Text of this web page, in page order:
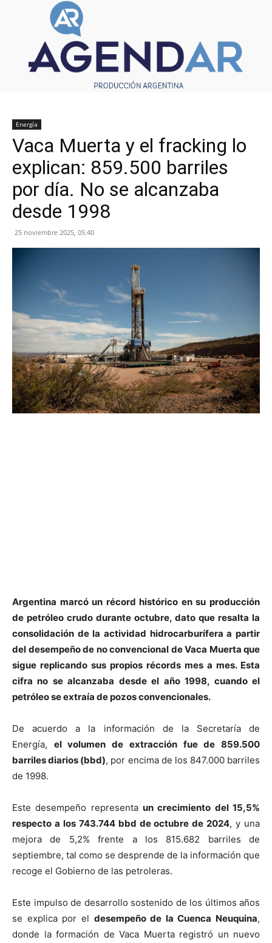
Energía
Vaca Muerta y el fracking lo
explican: 859.500 barriles
por día. No se alcanzaba
desde 1998
25 noviembre 2025, 05:40
Argentina marcó un récord histórico en su producción
de petróleo crudo durante octubre, dato que resalta la
consolidación de la actividad hidrocarburífera a partir
del desempeño de no convencional de Vaca Muerta que
sigue replicando sus propios récords mes a mes. Esta
cifra no se alcanzaba desde el año 1998, cuando el
petróleo se extraía de pozos convencionales.
De acuerdo a la información de la Secretaría de
Energía, el volumen de extracción fue de 859.500
barriles diarios (bbd), por encima de los 847.000 barriles
de 1998.
Este desempeño representa un crecimiento del 15,5%
respecto a los 743.744 bbd de octubre de 2024, y una
mejora de 5,2% frente a los 815.682 barriles de
septiembre, tal como se desprende de la información que
recoge el Gobierno de las petroleras.
Este impulso de desarrollo sostenido de los últimos años
se explica por el desempeño de la Cuenca Neuquina,
donde la formación de Vaca Muerta registró un nuevo